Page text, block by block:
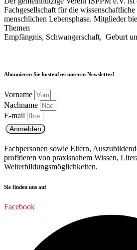
Fachgesellschaft für die
menschlichen Lebensphase. Mitglieder
Themen
Empfängnis, Schwangerschaft, Geburt
Abonnieren Sie kostenfrei unseren Newsletter!
Vorname
Nachname
E-mail
Anmelden
Fachpersonen sowie Eltern,
profitieren von praxisnahem Wissen,
Weiterbildungsmöglichkeiten.
Sie finden uns auf
Facebook